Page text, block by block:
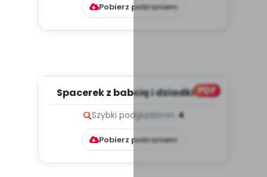
Pobierz pobraniem
PDF
Spacerek z babcią i dziadkiem
Szybki podgląd stron: 4
Pobierz pobraniem